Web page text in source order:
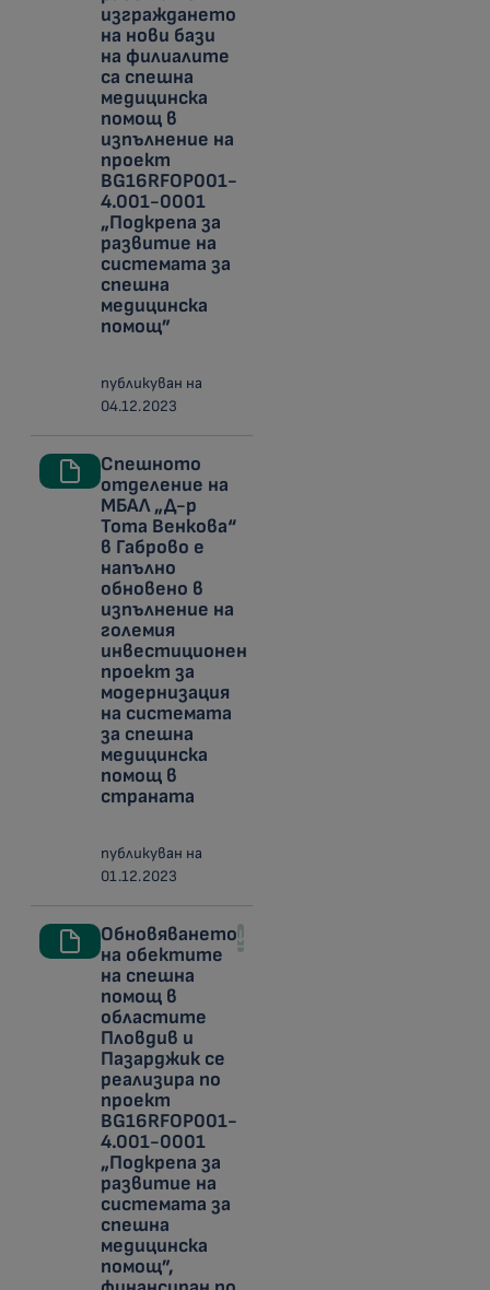
изграждането
на нови бази
на филиалите
са спешна
медицинска
помощ в
изпълнение на
проект
BG16RFOP001-
4.001-0001
„Подкрепа за
развитие на
системата за
спешна
медицинска
помощ”
публикуван на
04.12.2023
Спешното
отделение на
МБАЛ „Д-р
Тота Венкова“
в Габрово е
напълно
обновено в
изпълнение на
големия
инвестиционен
проект за
модернизация
на системата
за спешна
медицинска
помощ в
страната
публикуван на
01.12.2023
Обновяването
на обектите
на спешна
помощ в
областите
Пловдив и
Пазарджик се
реализира по
проект
BG16RFOP001-
4.001-0001
„Подкрепа за
развитие на
системата за
спешна
медицинска
помощ”,